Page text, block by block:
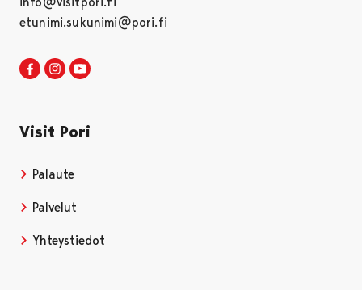
etunimi.sukunimi@pori.fi
Visit Pori Facebookissa
Avautuu uudessa välilehdessä
Visit Pori Instagrammissa
Avautuu uudessa välilehdessä
Visit Pori
Palaute
Palvelut
Yhteystiedot